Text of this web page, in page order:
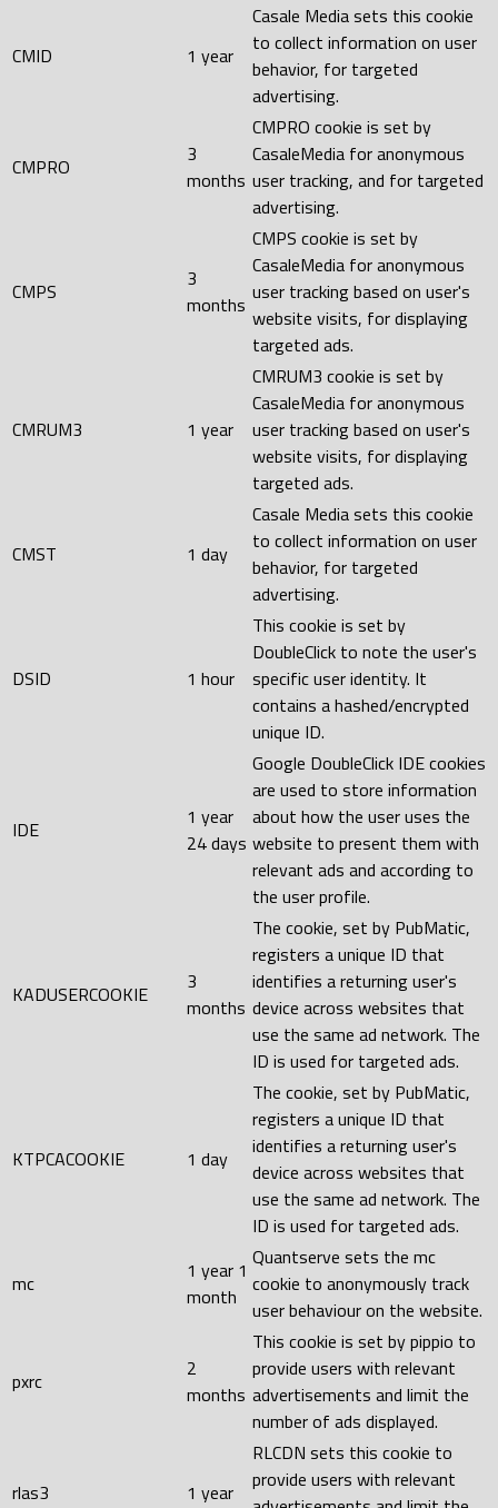
CMID 1 year
Casale Media sets this cookie
to collect information on user
behavior, for targeted
advertising.
CMPRO
3
months
CMPRO cookie is set by
CasaleMedia for anonymous
user tracking, and for targeted
advertising.
CMPS
3
months
CMPS cookie is set by
CasaleMedia for anonymous
user tracking based on user's
website visits, for displaying
targeted ads.
CMRUM3 1 year
CMRUM3 cookie is set by
CasaleMedia for anonymous
user tracking based on user's
website visits, for displaying
targeted ads.
CMST 1 day
Casale Media sets this cookie
to collect information on user
behavior, for targeted
advertising.
DSID 1 hour
This cookie is set by
DoubleClick to note the user's
specific user identity. It
contains a hashed/encrypted
unique ID.
IDE
1 year
24 days
Google DoubleClick IDE cookies
are used to store information
about how the user uses the
website to present them with
relevant ads and according to
the user profile.
KADUSERCOOKIE
3
months
The cookie, set by PubMatic,
registers a unique ID that
identifies a returning user's
device across websites that
use the same ad network. The
ID is used for targeted ads.
KTPCACOOKIE 1 day
The cookie, set by PubMatic,
registers a unique ID that
identifies a returning user's
device across websites that
use the same ad network. The
ID is used for targeted ads.
mc
1 year 1
month
Quantserve sets the mc
cookie to anonymously track
user behaviour on the website.
pxrc
2
months
This cookie is set by pippio to
provide users with relevant
advertisements and limit the
number of ads displayed.
rlas3 1 year
RLCDN sets this cookie to
provide users with relevant